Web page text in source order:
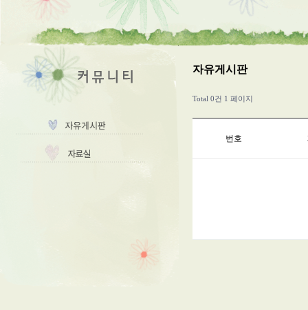
자유게시판
Total 0건 1 페이지
번호